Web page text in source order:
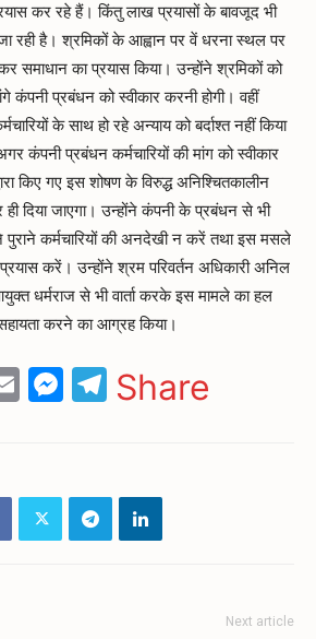
कर रहे हैं। किंतु लाख प्रयासों के बावजूद भी
रही है। श्रमिकों के आह्वान पर वें धरना स्थल पर
समाधान का प्रयास किया। उन्होंने श्रमिकों को
कंपनी प्रबंधन को स्वीकार करनी होगी। वहीं
के साथ हो रहे अन्याय को बर्दाश्त नहीं किया
कंपनी प्रबंधन कर्मचारियों की मांग को स्वीकार
किए गए इस शोषण के विरुद्ध अनिश्चितकालीन
दिया जाएगा। उन्होंने कंपनी के प्रबंधन से भी
कर्मचारियों की अनदेखी न करें तथा इस मसले
करें। उन्होंने श्रम परिवर्तन अधिकारी अनिल
धर्मराज से भी वार्ता करके इस मामले का हल
करने का आग्रह किया।
EmailMessenger
Telegram
Share
Next article